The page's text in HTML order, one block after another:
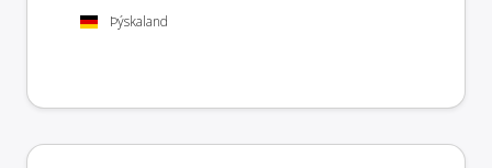
Þýskaland